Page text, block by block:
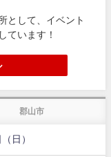
として、イベント
ています！
郡山市
日）